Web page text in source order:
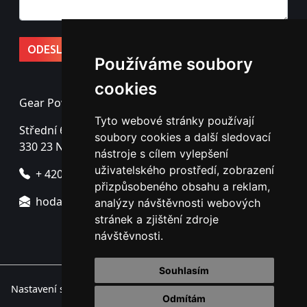
Používáme soubory
cookies
Tyto webové stránky používají
soubory cookies a další sledovací
nástroje s cílem vylepšení
uživatelského prostředí, zobrazení
přizpůsobeného obsahu a reklam,
analýzy návštěvnosti webových
stránek a zjištění zdroje
návštěvnosti.
Souhlasím
Odmítám
Gear Power s.r.o.
Střední 69
330 23 Nýřany - Úherce
+ 420 725 725 760
hodac@gearpower.cz
Nastavení souborů cookie.